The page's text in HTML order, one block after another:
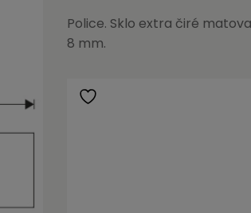
Police. Sklo extra čiré
8 mm.